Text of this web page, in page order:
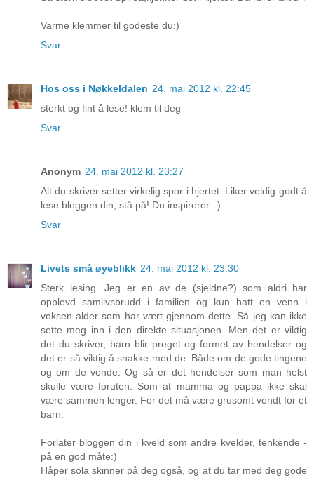
Varme klemmer til godeste du:)
Svar
Hos oss i Nøkkeldalen 24. mai 2012 kl. 22:45
sterkt og fint å lese! klem til deg
Svar
Anonym 24. mai 2012 kl. 23:27
Alt du skriver setter virkelig spor i hjertet. Liker veldig godt å
lese bloggen din, stå på! Du inspirerer. :)
Svar
Livets små øyeblikk 24. mai 2012 kl. 23:30
Sterk lesing. Jeg er en av de (sjeldne?) som aldri har
opplevd samlivsbrudd i familien og kun hatt en venn i
voksen alder som har vært gjennom dette. Så jeg kan ikke
sette meg inn i den direkte situasjonen. Men det er viktig
det du skriver, barn blir preget og formet av hendelser og
det er så viktig å snakke med de. Både om de gode tingene
og om de vonde. Og så er det hendelser som man helst
skulle være foruten. Som at mamma og pappa ikke skal
være sammen lenger. For det må være grusomt vondt for et
barn.
Forlater bloggen din i kveld som andre kvelder, tenkende -
på en god måte:)
Håper sola skinner på deg også, og at du tar med deg gode